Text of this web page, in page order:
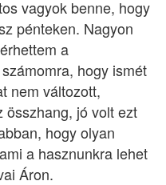
vagyok benne, hogy
pénteken. Nagyon
a
hogy ismét
nem változott,
összhang, jó volt ezt
hogy olyan
a hasznunkra lehet
Áron.